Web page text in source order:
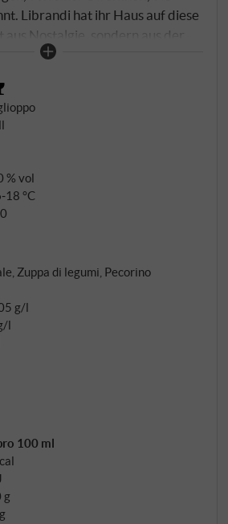
Librandi hat ihr Haus auf diese
Nostalgie, sondern aus der
ein Terroir zwischen ionischem
zu erzeugen. 100%
speronato, kalkhaltige Böden, 3
und anschließender
etwas Flaschenreife.
% vol
°C
Zuppa di legumi, Pecorino
g/l
l
100 ml
g